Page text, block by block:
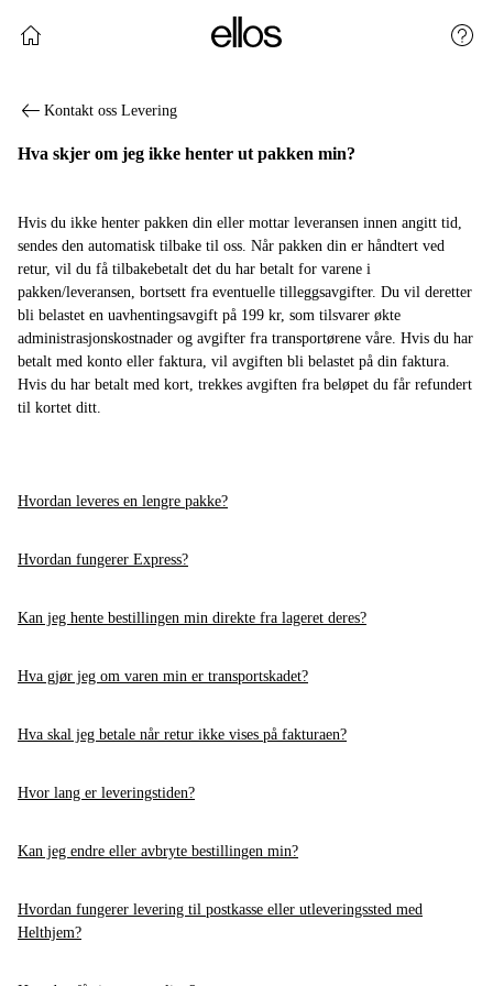
Fortsett å handle
Kontakt oss Levering
Hva skjer om jeg ikke henter ut pakken min?
Hvis du ikke henter pakken din eller mottar leveransen innen angitt tid,
sendes den automatisk tilbake til oss. Når pakken din er håndtert ved
retur, vil du få tilbakebetalt det du har betalt for varene i
pakken/leveransen, bortsett fra eventuelle tilleggsavgifter. Du vil deretter
bli belastet en uavhentingsavgift på 199 kr, som tilsvarer økte
administrasjonskostnader og avgifter fra transportørene våre. Hvis du har
betalt med konto eller faktura, vil avgiften bli belastet på din faktura.
Hvis du har betalt med kort, trekkes avgiften fra beløpet du får refundert
til kortet ditt.
Hvordan leveres en lengre pakke?
Hvordan fungerer Express?
Kan jeg hente bestillingen min direkte fra lageret deres?
Hva gjør jeg om varen min er transportskadet?
Hva skal jeg betale når retur ikke vises på fakturaen?
Hvor lang er leveringstiden?
Kan jeg endre eller avbryte bestillingen min?
Hvordan fungerer levering til postkasse eller utleveringssted med
Helthjem?